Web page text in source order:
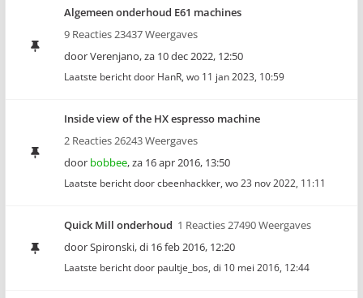
Algemeen onderhoud E61 machines
9 Reacties 23437 Weergaves
doorVerenjano,za 10 dec 2022, 12:50
Laatste bericht door HanR, wo 11 jan 2023, 10:59
Inside view of the HX espresso machine
2 Reacties 26243 Weergaves
door bobbee,za 16 apr 2016, 13:50
Laatste bericht doorcbeenhackker, wo 23 nov 2022, 11:11
Quick Mill onderhoud 1 Reacties 27490 Weergaves
doorSpironski,di 16 feb 2016, 12:20
Laatste bericht door paultje_bos, di 10 mei 2016, 12:44